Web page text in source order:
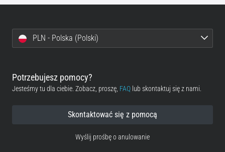
PLN - Polska (Polski)
Potrzebujesz pomocy?
Jesteśmy tu dla ciebie. Zobacz, proszę, FAQ lub skontaktuj się z nami.
Skontaktować się z pomocą
Wyślij prośbę o anulowanie